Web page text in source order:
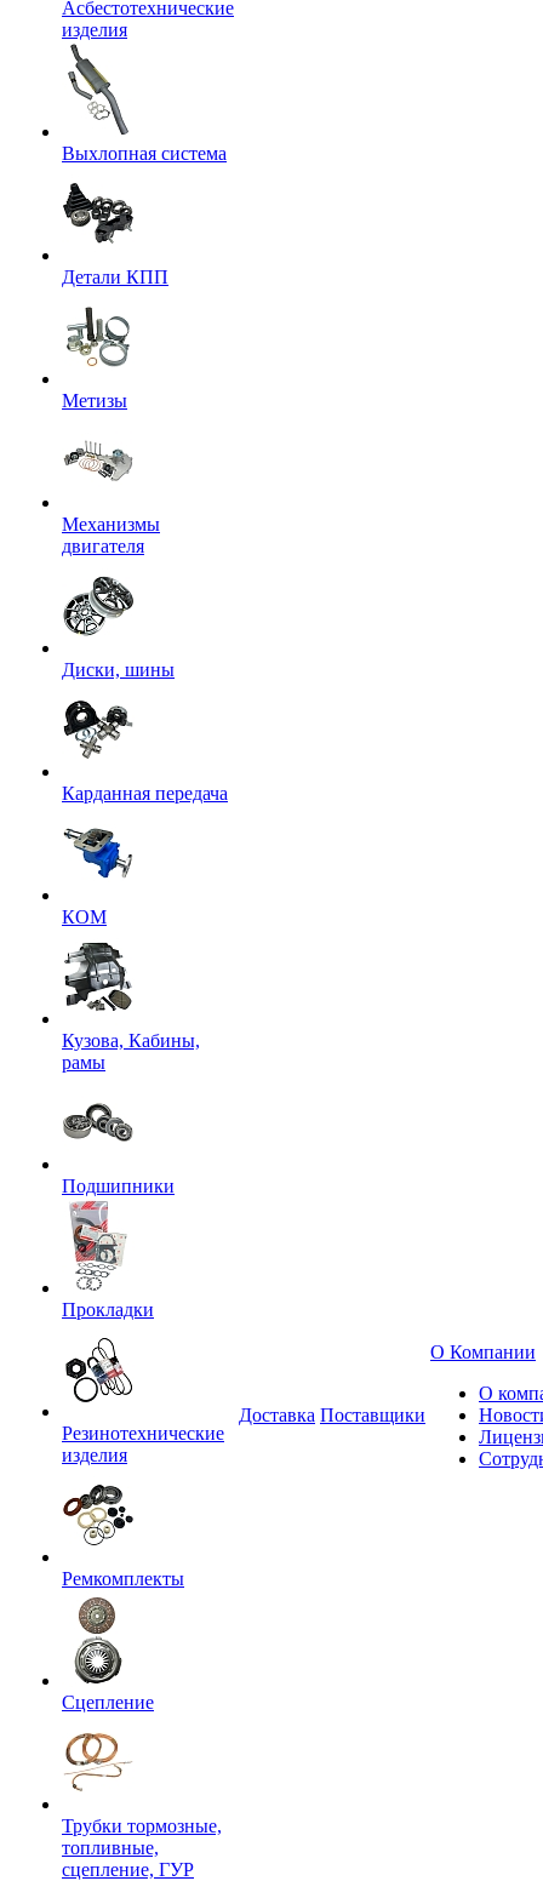
Асбестотехнические
изделия
Выхлопная система
Детали КПП
Метизы
Механизмы
двигателя
Диски, шины
Карданная передача
КОМ
Кузова, Кабины,
рамы
Подшипники
Прокладки
Резинотехнические
изделия
Ремкомплекты
Сцепление
Трубки тормозные,
топливные,
сцепление, ГУР
Доставка Поставщики
О Компании
О